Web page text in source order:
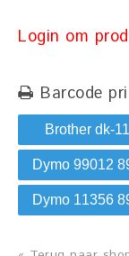
Login om
Barcode
Brother dk-
Dymo 99012
Dymo 11356